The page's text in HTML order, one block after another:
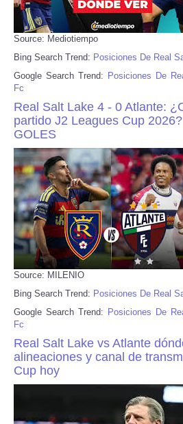
Source: Mediotiempo
Bing Search Trend: Posiciones De Real
Google Search Trend: Posiciones De
Fc
Real Salt Lake 4 - 0 Atlante:
partido J2 Leagues Cup
GOLES
Source: MILENIO
Bing Search Trend: Posiciones De Real
Google Search Trend: Posiciones De
Fc
Real Salt Lake vs Atlante
alineaciones y canal de
Cup hoy